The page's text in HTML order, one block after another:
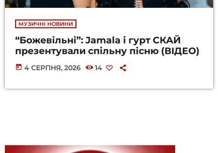
МУЗИЧНІ НОВИНИ
“Божевільні”: Jamala і гурт СКАЙ
презентували спільну пісню (ВІДЕО)
today 4 СЕРПНЯ, 2026 14